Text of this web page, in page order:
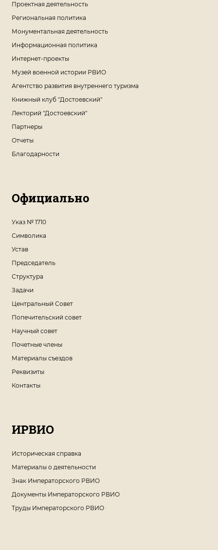
Проектная деятельность
Региональная политика
Монументальная деятельность
Информационная политика
Интернет-проекты
Музей военной истории РВИО
Агентство развития внутреннего туризма
Книжный клуб "Достоевский"
Лекторий "Достоевский"
Партнеры
Отчеты
Благодарности
Официально
Указ № 1710
Символика
Устав
Председатель
Структура
Задачи
Центральный Совет
Попечительский совет
Научный совет
Почетные члены
Материалы съездов
Реквизиты
Контакты
ИРВИО
Историческая справка
Материалы о деятельности
Знак Императорского РВИО
Документы Императорского РВИО
Труды Императорского РВИО